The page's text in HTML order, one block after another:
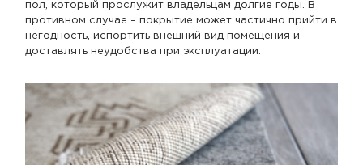
пол, который прослужит владельцам долгие годы. В
противном случае – покрытие может частично прийти в
негодность, испортить внешний вид помещения и
доставлять неудобства при эксплуатации.